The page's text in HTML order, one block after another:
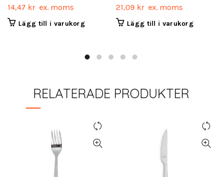
14,47 kr ex. moms
Lägg till i varukorg
21,09 kr ex. moms
Lägg till i varukorg
RELATERADE PRODUKTER